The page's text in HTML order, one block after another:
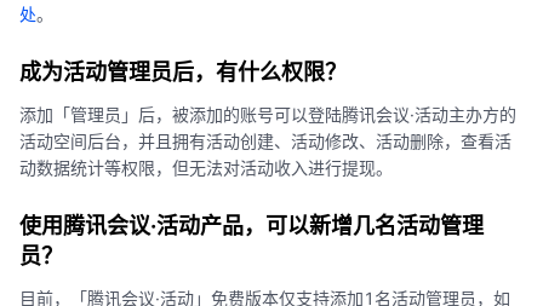
处。
成为活动管理员后，有什么权限？
添加「管理员」后，被添加的账号可以登陆腾讯会议·活动主办方的
活动空间后台，并且拥有活动创建、活动修改、活动删除，查看活
动数据统计等权限，但无法对活动收入进行提现。
使用腾讯会议·活动产品，可以新增几名活动管理
员？
目前，「腾讯会议·活动」免费版本仅支持添加1名活动管理员，如